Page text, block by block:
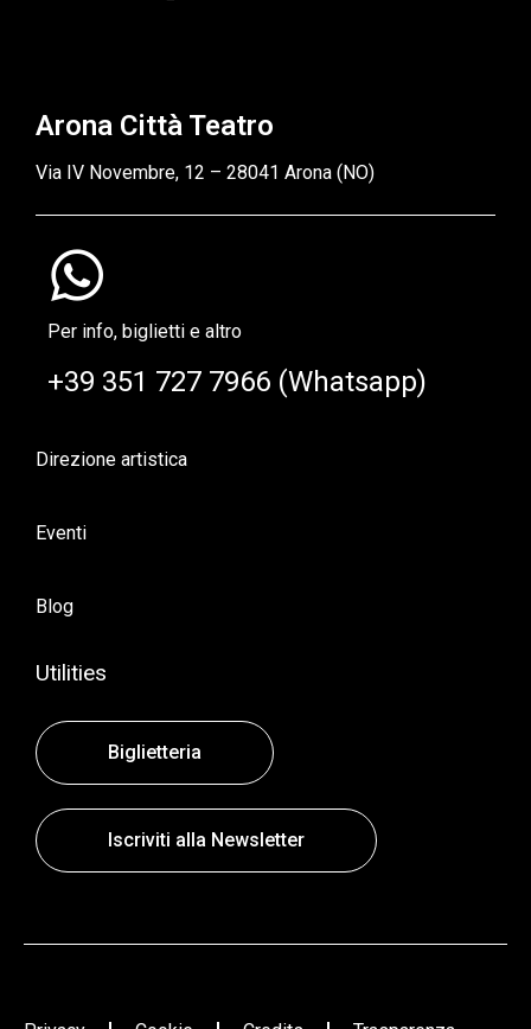
Arona Città Teatro
Via IV Novembre, 12 – 28041 Arona (NO)
Per info, biglietti e altro
+39 351 727 7966 (Whatsapp)
Direzione artistica
Eventi
Blog
Utilities
Biglietteria
Iscriviti alla Newsletter